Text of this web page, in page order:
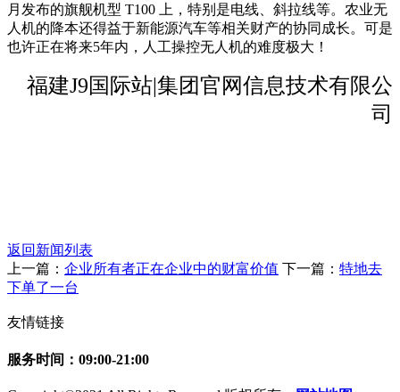
月发布的旗舰机型 T100 上，特别是电线、斜拉线等。农业无
人机的降本还得益于新能源汽车等相关财产的协同成长。可是
也许正在将来5年内，人工操控无人机的难度极大！
福建J9国际站|集团官网信息技术有限公
司
返回新闻列表
上一篇： 企业所有者正在企业中的财富价值 下一篇： 特地去
下单了一台
友情链接
服务时间：09:00-21:00